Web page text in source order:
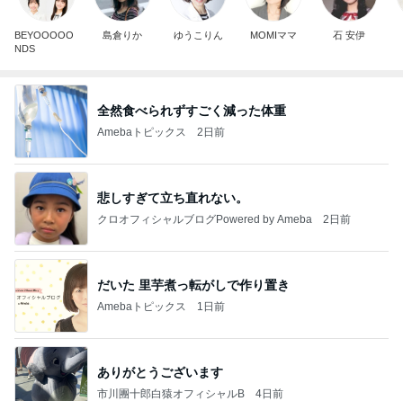
BEYOOOOO
NDS
島倉りか ゆうこりん MOMIママ 石 安伊
全然食べられずすごく減った体重
Amebaトピックス 2日前
悲しすぎて立ち直れない。
クロオフィシャルブログPowered by Ameba 2日前
だいた 里芋煮っ転がしで作り置き
Amebaトピックス 1日前
ありがとうございます
市川團十郎白猿オフィシャルB 4日前